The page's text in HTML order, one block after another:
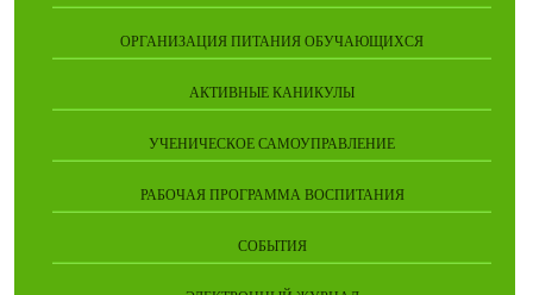
ОРГАНИЗАЦИЯ ПИТАНИЯ ОБУЧАЮЩИХСЯ
АКТИВНЫЕ КАНИКУЛЫ
УЧЕНИЧЕСКОЕ САМОУПРАВЛЕНИЕ
РАБОЧАЯ ПРОГРАММА ВОСПИТАНИЯ
СОБЫТИЯ